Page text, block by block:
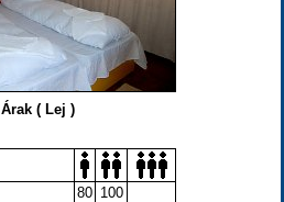
Árak ( Lej )
80 100